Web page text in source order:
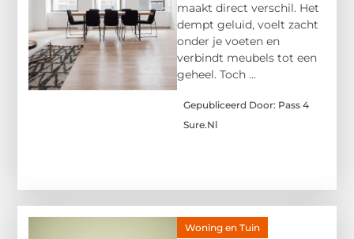
maakt direct verschil. Het
dempt geluid, voelt zacht
onder je voeten en
verbindt meubels tot een
geheel. Toch ...
Gepubliceerd Door: Pass 4
Sure.nl
Woning en Tuin